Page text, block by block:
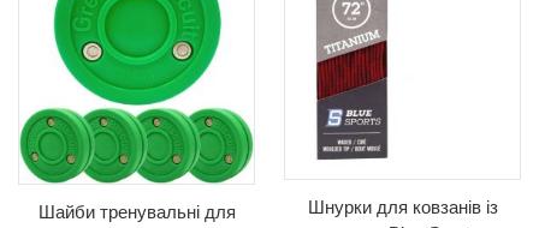
Шайби тренувальні для
Шнурки для ковзанів із